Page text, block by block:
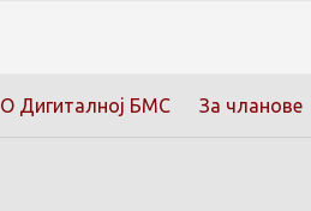
О Дигиталној БМС За чланове